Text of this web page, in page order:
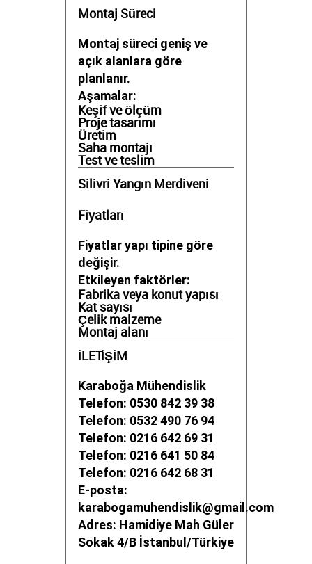
Montaj Süreci
Montaj süreci geniş ve
açık alanlara göre
planlanır.
Aşamalar:
Keşif ve ölçüm
Proje tasarımı
Üretim
Saha montajı
Test ve teslim
Silivri Yangın Merdiveni
Fiyatları
Fiyatlar yapı tipine göre
değişir.
Etkileyen faktörler:
Fabrika veya konut yapısı
Kat sayısı
Çelik malzeme
Montaj alanı
İLETİŞİM
Karaboğa Mühendislik
Telefon: 0530 842 39 38
Telefon: 0532 490 76 94
Telefon: 0216 642 69 31
Telefon: 0216 641 50 84
Telefon: 0216 642 68 31
E-posta:
karabogamuhendislik@gmail.com
Adres: Hamidiye Mah Güler
Sokak 4/B İstanbul/Türkiye